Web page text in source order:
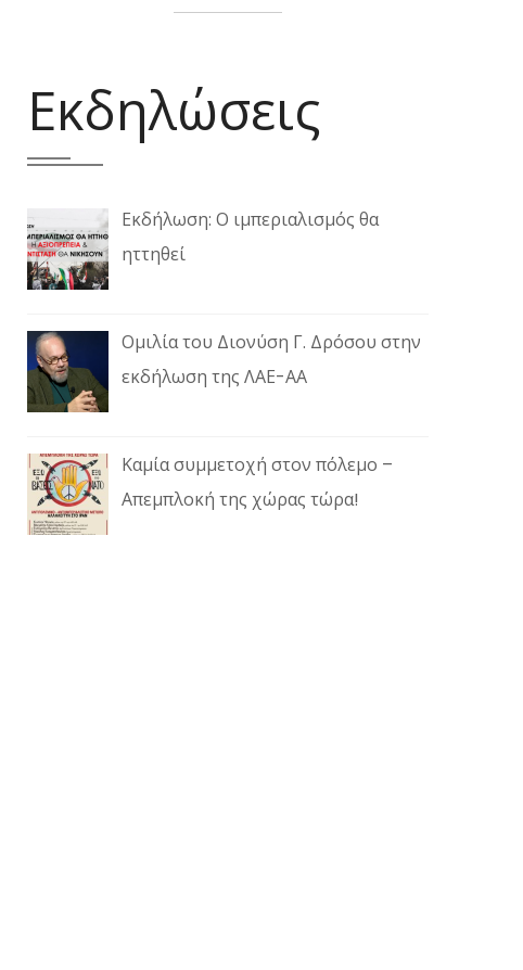
Εκδηλώσεις
Εκδήλωση: Ο ιμπεριαλισμός θα
ηττηθεί
Ομιλία του Διονύση Γ. Δρόσου στην
εκδήλωση της ΛΑΕ-ΑΑ
Καμία συμμετοχή στον πόλεμο –
Απεμπλοκή της χώρας τώρα!